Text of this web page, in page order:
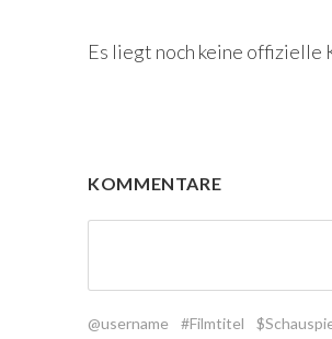
Es liegt noch keine offizielle
KOMMENTARE
@username #Filmtitel